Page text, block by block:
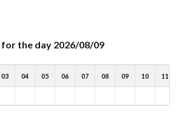
the day 2026/08/09
03 04 05 06 07 08 09 10 11